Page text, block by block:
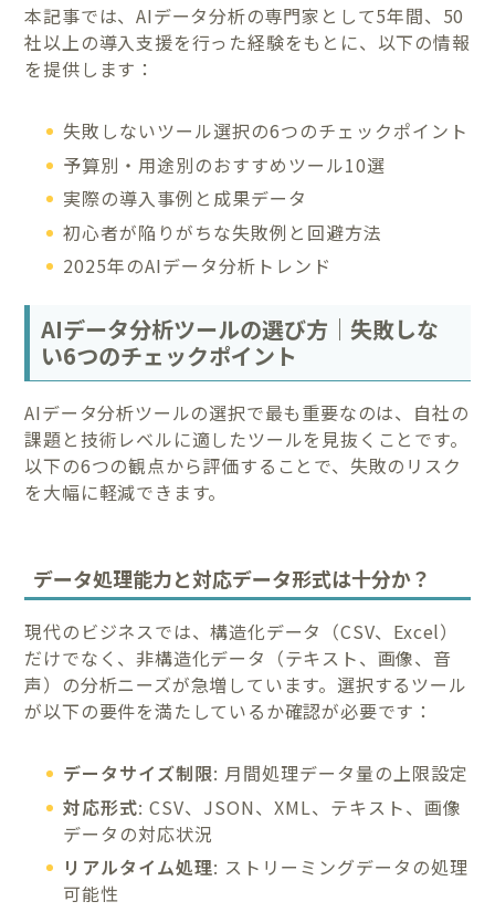
本記事では、AIデータ分析の専門家として5年間、50
社以上の導入支援を行った経験をもとに、以下の情報
を提供します：
失敗しないツール選択の6つのチェックポイント
予算別・用途別のおすすめツール10選
実際の導入事例と成果データ
初心者が陥りがちな失敗例と回避方法
2025年のAIデータ分析トレンド
AIデータ分析ツールの選び方｜失敗しな
い6つのチェックポイント
AIデータ分析ツールの選択で最も重要なのは、自社の
課題と技術レベルに適したツールを見抜くことです。
以下の6つの観点から評価することで、失敗のリスク
を大幅に軽減できます。
データ処理能力と対応データ形式は十分か？
現代のビジネスでは、構造化データ（CSV、Excel）
だけでなく、非構造化データ（テキスト、画像、音
声）の分析ニーズが急増しています。選択するツール
が以下の要件を満たしているか確認が必要です：
データサイズ制限: 月間処理データ量の上限設定
対応形式: CSV、JSON、XML、テキスト、画像
データの対応状況
リアルタイム処理: ストリーミングデータの処理
可能性